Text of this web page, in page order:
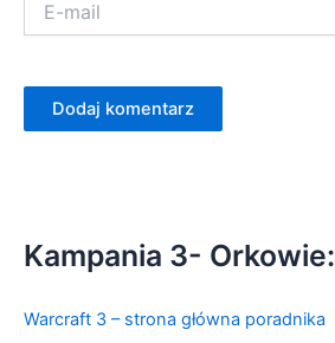
mail
Kampania 3- Orkowie:
Warcraft 3 – strona główna poradnika